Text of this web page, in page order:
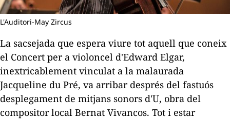
L'Auditori-May Zircus
La sacsejada que espera viure tot aquell que coneix
el Concert per a violoncel d'Edward Elgar,
inextricablement vinculat a la malaurada
Jacqueline du Pré, va arribar després del fastuós
desplegament de mitjans sonors d'U, obra del
compositor local Bernat Vivancos. Tot i estar